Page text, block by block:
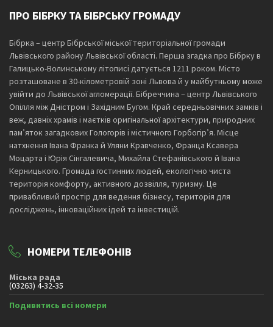
ПРО БІБРКУ ТА БІБРСЬКУ ГРОМАДУ
Бібрка – центр Бібрської міської територіальної громади
Львівського району Львівської області. Перша згадка про Бібрку в
Галицько-Волинському літописі датується 1211 роком. Місто
розташоване в 30-кілометровій зоні Львова й у майбутньому може
увійти до Львівської агломерації. Бібреччина – центр Львівського
Опілля між Дністром і Західним Бугом. Край середньовічних замків і
веж, давніх храмів і маєтків оригінальної архітектури, природних
пам’яток загадкових Гологорів і містичного Горбогір’я. Місце
натхнення Івана Франка й Уляни Кравченко, Франца Ксавера
Моцарта і Юрія Сінгалевича, Михайла Стефанівського й Івана
Керницького. Громада гостинних людей, екологічно чиста
територія комфорту, активного дозвілля, туризму. Це
привабливий простір для ведення бізнесу, територія для
досліджень, інноваційних ідей та інвестицій.
НОМЕРИ ТЕЛЕФОНІВ
Міська рада
(03263) 4-32-35
Подивитись всі номери